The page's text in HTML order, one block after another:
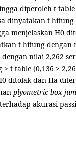
diperoleh t
dinyatakan t hitung
menjelaskan H0
t hitung dengan
nilai 2,262
t table (0,136 >
ditolak dan Ha
plyometric box
akurasi